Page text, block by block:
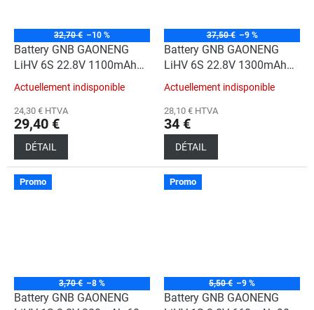
32,70 € –10 %
Battery GNB GAONENG
LiHV 6S 22.8V 1100mAh
120C XT60
Actuellement indisponible
24,30 € HTVA
29,40 €
DÉTAIL
37,50 € –9 %
Battery GNB GAONENG
LiHV 6S 22.8V 1300mAh
120C XT60
Actuellement indisponible
28,10 € HTVA
34 €
DÉTAIL
Promo
3,70 € –8 %
Battery GNB GAONENG
Promo
5,50 € –9 %
Battery GNB GAONENG